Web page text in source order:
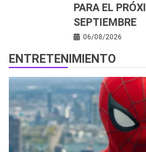
PARA EL
SEPTIEMBRE
06/08/2026
ENTRETENIMIENTO